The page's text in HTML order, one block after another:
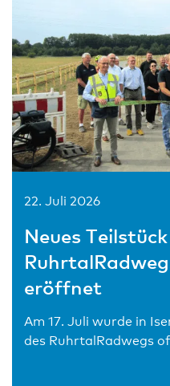
22. Juli 2026
Neues
eröffnet
Am 17. Juli wurde in
des RuhrtalRadwegs